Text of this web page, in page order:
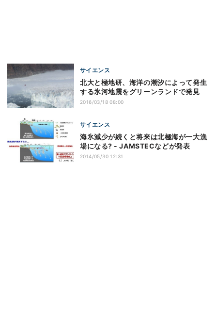
サイエンス
北大と極地研、海洋の潮汐によって発生
する氷河地震をグリーンランドで発見
2016/03/18 08:00
サイエンス
海氷減少が続くと将来は北極海が一大漁
場になる? - JAMSTECなどが発表
2014/05/30 12:31